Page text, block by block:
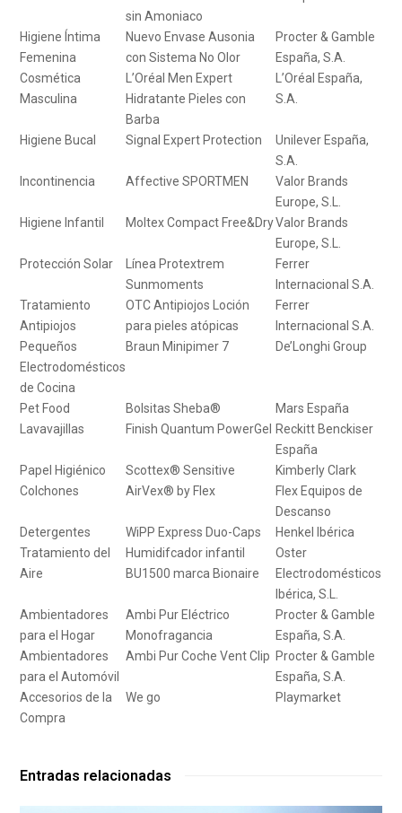
sin Amoniaco
Higiene Íntima
Femenina
Nuevo Envase Ausonia
con Sistema No Olor
Procter & Gamble
España, S.A.
Cosmética
Masculina
L’Oréal Men Expert
Hidratante Pieles con
Barba
L’Oréal España,
S.A.
Higiene Bucal Signal Expert Protection
Unilever España,
S.A.
Incontinencia
Affective SPORTMEN
Valor Brands
Europe, S.L.
Higiene Infantil
Moltex Compact Free&DryValor Brands
Europe, S.L.
Protección Solar
Línea Protextrem
Sunmoments
Ferrer
Internacional S.A.
Tratamiento
Antipiojos
OTC Antipiojos Loción
para pieles atópicas
Ferrer
Internacional S.A.
Pequeños
Electrodomésticos
de Cocina
Braun Minipimer 7 De’Longhi Group
Pet Food Bolsitas Sheba®
Mars España
Lavavajillas
Finish Quantum PowerGel Reckitt Benckiser
España
Papel Higiénico
Scottex® Sensitive
Kimberly Clark
Colchones
AirVex® by Flex
Flex Equipos de
Descanso
Detergentes
WiPP Express Duo-Caps
Henkel Ibérica
Tratamiento del
Aire
Humidifcador infantil
BU1500 marca Bionaire
Oster
Electrodomésticos
Ibérica, S.L.
Ambientadores
para el Hogar
Ambi Pur Eléctrico
Monofragancia
Procter & Gamble
España, S.A.
Ambientadores
para el Automóvil
Ambi Pur Coche Vent Clip Procter & Gamble
España, S.A.
Accesorios de la
Compra
We go Playmarket
Entradas relacionadas